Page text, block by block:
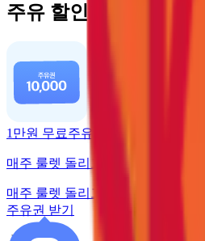
주유 할인 혜택
1만원 무료주유
매주 룰렛 돌리고 주유권 받기
매주 룰렛 돌리고
주유권 받기